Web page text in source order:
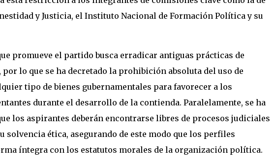
y Justicia, el Instituto Nacional de Formación Política y su
promueve el partido busca erradicar antiguas prácticas de
lo que se ha decretado la prohibición absoluta del uso de
tipo de bienes gubernamentales para favorecer a los
durante el desarrollo de la contienda. Paralelamente, se ha
los aspirantes deberán encontrarse libres de procesos judiciales
solvencia ética, asegurando de este modo que los perfiles
íntegra con los estatutos morales de la organización política.